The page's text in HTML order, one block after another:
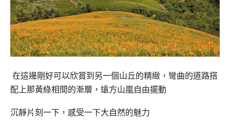
在這邊剛好可以欣賞到另一個山丘的精緻， 彎曲的道路搭
配上那黃綠相間的漸層，遠方山嵐自由擺動
沉靜片刻一下，感受一下大自然的魅力